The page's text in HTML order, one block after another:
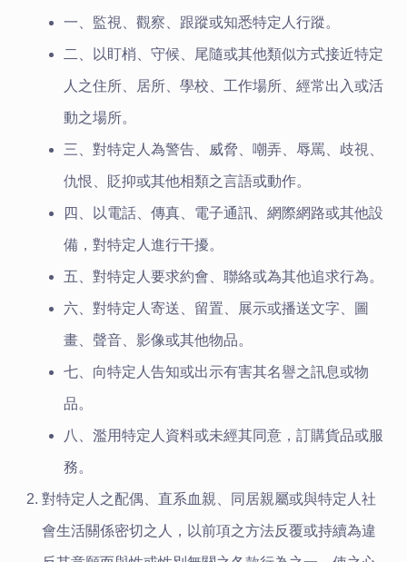
一、監視、觀察、跟蹤或知悉特定人行蹤。
二、以盯梢、守候、尾隨或其他類似方式接近特定
人之住所、居所、學校、工作場所、經常出入或活
動之場所。
三、對特定人為警告、威脅、嘲弄、辱罵、歧視、
仇恨、貶抑或其他相類之言語或動作。
四、以電話、傳真、電子通訊、網際網路或其他設
備，對特定人進行干擾。
五、對特定人要求約會、聯絡或為其他追求行為。
六、對特定人寄送、留置、展示或播送文字、圖
畫、聲音、影像或其他物品。
七、向特定人告知或出示有害其名譽之訊息或物
品。
八、濫用特定人資料或未經其同意，訂購貨品或服
務。
對特定人之配偶、直系血親、同居親屬或與特定人社
會生活關係密切之人，以前項之方法反覆或持續為違